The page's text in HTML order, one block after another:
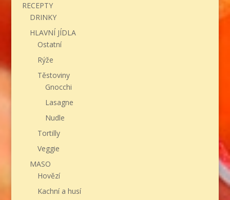
RECEPTY
DRINKY
HLAVNÍ JÍDLA
Ostatní
Rýže
Těstoviny
Gnocchi
Lasagne
Nudle
Tortilly
Veggie
MASO
Hovězí
Kachní a husí